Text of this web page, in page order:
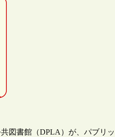
図書館（DPLA）が、パブリ